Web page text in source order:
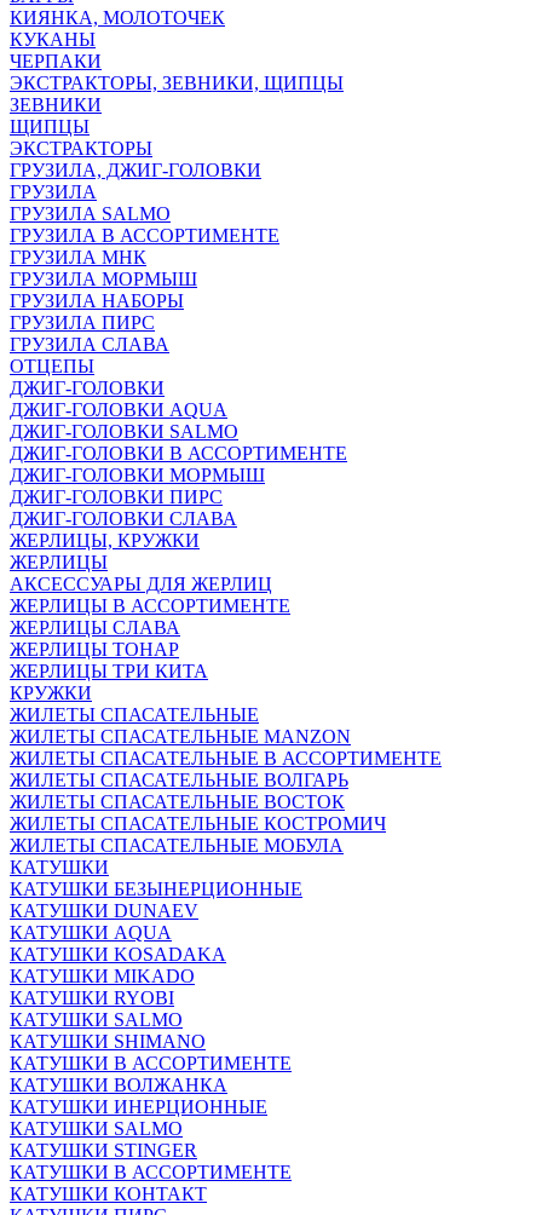
КИЯНКА, МОЛОТОЧЕК
КУКАНЫ
ЧЕРПАКИ
ЭКСТРАКТОРЫ, ЗЕВНИКИ, ЩИПЦЫ
ЗЕВНИКИ
ЩИПЦЫ
ЭКСТРАКТОРЫ
ГРУЗИЛА, ДЖИГ-ГОЛОВКИ
ГРУЗИЛА
ГРУЗИЛА SALMO
ГРУЗИЛА В АССОРТИМЕНТЕ
ГРУЗИЛА МНК
ГРУЗИЛА МОРМЫШ
ГРУЗИЛА НАБОРЫ
ГРУЗИЛА ПИРС
ГРУЗИЛА СЛАВА
ОТЦЕПЫ
ДЖИГ-ГОЛОВКИ
ДЖИГ-ГОЛОВКИ AQUA
ДЖИГ-ГОЛОВКИ SALMO
ДЖИГ-ГОЛОВКИ В АССОРТИМЕНТЕ
ДЖИГ-ГОЛОВКИ МОРМЫШ
ДЖИГ-ГОЛОВКИ ПИРС
ДЖИГ-ГОЛОВКИ СЛАВА
ЖЕРЛИЦЫ, КРУЖКИ
ЖЕРЛИЦЫ
АКСЕССУАРЫ ДЛЯ ЖЕРЛИЦ
ЖЕРЛИЦЫ В АССОРТИМЕНТЕ
ЖЕРЛИЦЫ СЛАВА
ЖЕРЛИЦЫ ТОНАР
ЖЕРЛИЦЫ ТРИ КИТА
КРУЖКИ
ЖИЛЕТЫ СПАСАТЕЛЬНЫЕ
ЖИЛЕТЫ СПАСАТЕЛЬНЫЕ MANZON
ЖИЛЕТЫ СПАСАТЕЛЬНЫЕ В АССОРТИМЕНТЕ
ЖИЛЕТЫ СПАСАТЕЛЬНЫЕ ВОЛГАРЬ
ЖИЛЕТЫ СПАСАТЕЛЬНЫЕ ВОСТОК
ЖИЛЕТЫ СПАСАТЕЛЬНЫЕ КОСТРОМИЧ
ЖИЛЕТЫ СПАСАТЕЛЬНЫЕ МОБУЛА
КАТУШКИ
КАТУШКИ БЕЗЫНЕРЦИОННЫЕ
КАТУШКИ DUNAEV
КАТУШКИ AQUA
КАТУШКИ KOSADAKA
КАТУШКИ MIKADO
КАТУШКИ RYOBI
КАТУШКИ SALMO
КАТУШКИ SHIMANO
КАТУШКИ В АССОРТИМЕНТЕ
КАТУШКИ ВОЛЖАНКА
КАТУШКИ ИНЕРЦИОННЫЕ
КАТУШКИ SALMO
КАТУШКИ STINGER
КАТУШКИ В АССОРТИМЕНТЕ
КАТУШКИ КОНТАКТ